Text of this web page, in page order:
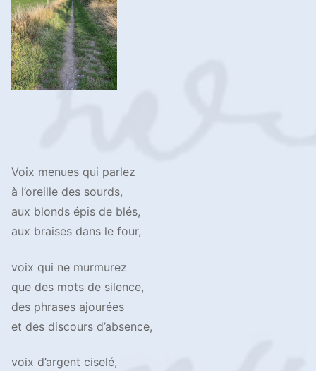
Voix menues qui parlez
à l’oreille des sourds,
aux blonds épis de blés,
aux braises dans le four,
voix qui ne murmurez
que des mots de silence,
des phrases ajourées
et des discours d’absence,
voix d’argent ciselé,